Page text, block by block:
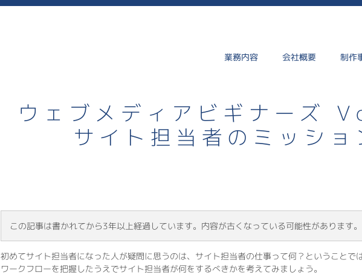
業務内容 会社概要 制作
ウェブメディアビギナーズ
サイト担当者のミッショ
この記事は書かれてから3年以上経過しています。内容が古くなっている可能性があります。
初めてサイト担当者になった人が疑問に思うのは、サイト担当者の仕事って何？ということで
ワークフローを把握したうえでサイト担当者が何をするべきかを考えてみましょう。